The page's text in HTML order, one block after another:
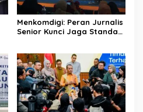
Menkomdigi: Peran Jurnalis
Senior Kunci Jaga Standar